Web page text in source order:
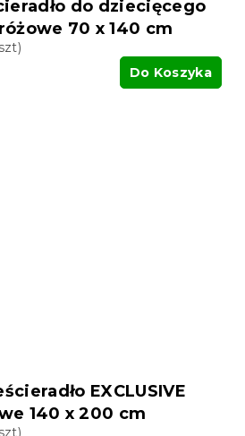
do dziecięcego
70 x 140 cm
Do Koszyka
EXCLUSIVE
140 x 200 cm